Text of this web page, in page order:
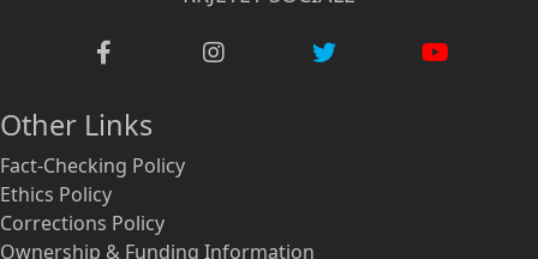
Other Links
Fact-Checking Policy
Ethics Policy
Corrections Policy
Ownership & Funding Information